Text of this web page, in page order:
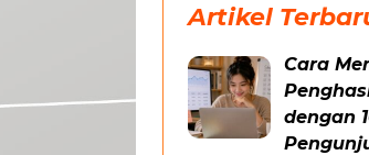
Artikel
Cara
dengan